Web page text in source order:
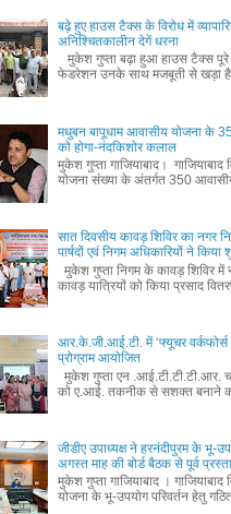
बढ़े हुए हाउस टैक्स के विरोध में
अनिश्चितकालीन देगें धरना
मुकेश गुप्ता बढ़ा हुआ हाउस टैक्स पूरे
फेडरेशन उनके साथ मजबूती से खड़ा
मधुबन बापूधाम आवासीय योजना के
को होगा-नंदकिशोर कलाल
मुकेश गुप्ता गाजियाबाद। गाजियाबाद
योजना संख्या के अंतर्गत 350
सात दिवसीय कावड़ शिविर का नगर
पार्षदों एवं निगम अधिकारियों ने किया
मुकेश गुप्ता निगम के कावड़ शिविर
कावड़ यात्रियों को किया प्रसाद
आर.के.जी.आई.टी. में ‘फ्यूचर
प्रोग्राम आयोजित
मुकेश गुप्ता एन .आई.टी.टी.टी.आर.
को ए.आई. तकनीक से सशक्त बनाने की
जीडीए उपाध्यक्ष ने हरनंदीपुरम के भू-
अगस्त माह की बोर्ड बैठक से पूर्व
मुकेश गुप्ता गाजियाबाद ।
योजना के भू-उपयोग परिवर्तन हेतु